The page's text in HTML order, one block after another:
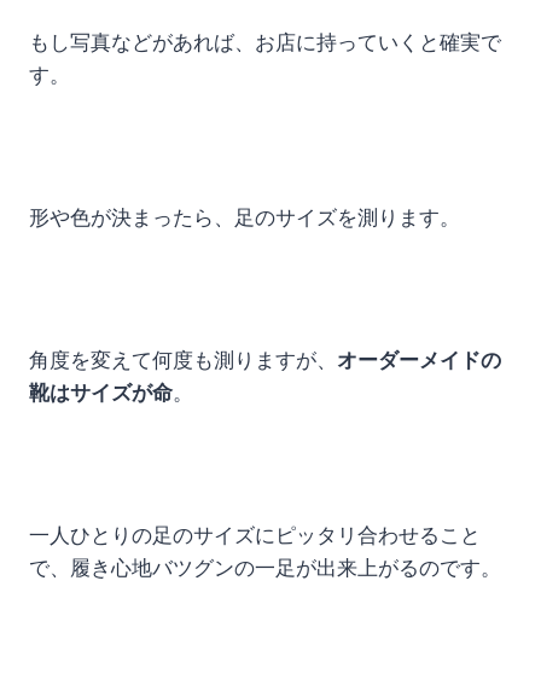
もし写真などがあれば、お店に持っていくと確実で
す。
形や色が決まったら、足のサイズを測ります。
角度を変えて何度も測りますが、 オーダーメイドの
靴はサイズが命。
一人ひとりの足のサイズにピッタリ合わせること
で、履き心地バツグンの一足が出来上がるのです。